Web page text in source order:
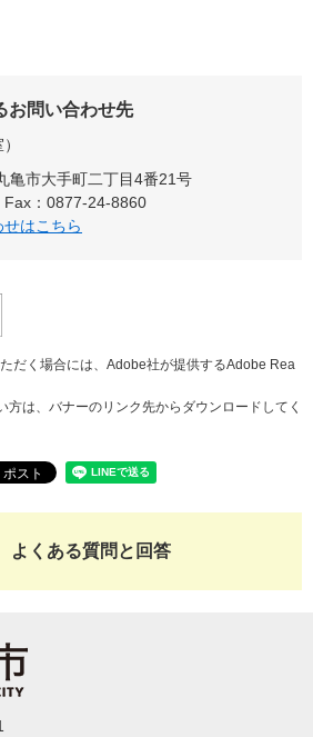
お問い合わせ先
亀市大手町二丁目4番21号
Fax：0877-24-8860
はこちら
だく場合には、Adobe社が提供するAdobe Rea
は、バナーのリンク先からダウンロードしてく
よくある質問と回答